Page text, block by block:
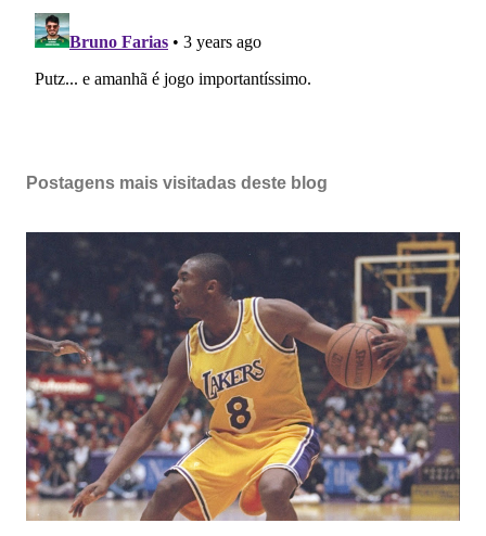
Postagens mais visitadas deste blog